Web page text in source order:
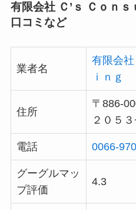
有限会社 Ｃ’ｓ Ｃｏｎｓ
口コミなど
業者名
有限会社
ｉｎｇ
住所
〒886-
２０５
電話 0066-
グーグルマッ
プ評価
4.3